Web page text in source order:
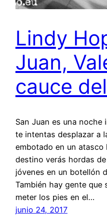
Lindy
Juan,
cauce
San Juan es una noche
te intentas desplazar a
embotado en un atasco
destino verás hordas
jóvenes en un botellón
También hay gente que
meter los pies en el…
junio 24, 2017